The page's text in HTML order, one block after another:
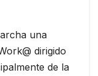
una
dirigido
de la